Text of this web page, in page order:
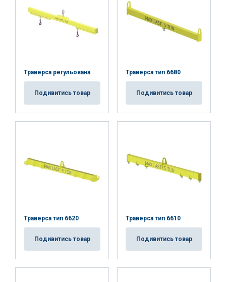
Траверса регульована
Подивитись товар
Траверса тип 6680
Подивитись товар
Траверса тип 6620
Подивитись товар
Траверса тип 6610
Подивитись товар